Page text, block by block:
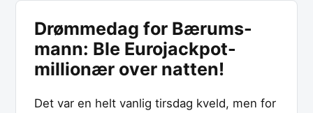
Drømmedag for Bærums-
mann: Ble Eurojackpot-
millionær over natten!
Det var en helt vanlig tirsdag kveld, men for